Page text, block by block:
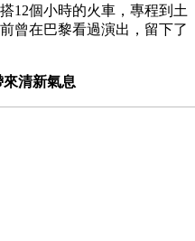
12個小時的火車，專程到土
曾在巴黎看過演出，留下了
清新氣息